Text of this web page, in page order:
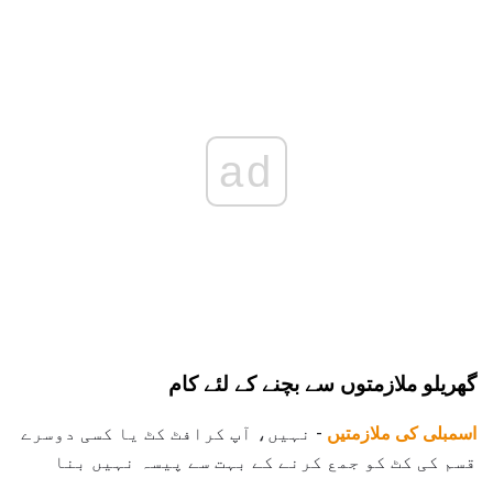
ad
گھریلو ملازمتوں سے بچنے کے لئے کام
اسمبلی کی ملازمتیں - نہیں، آپ کرافٹ کٹ یا کسی دوسرے
قسم کی کٹ کو جمع کرنے کے بہت سے پیسہ نہیں بنا